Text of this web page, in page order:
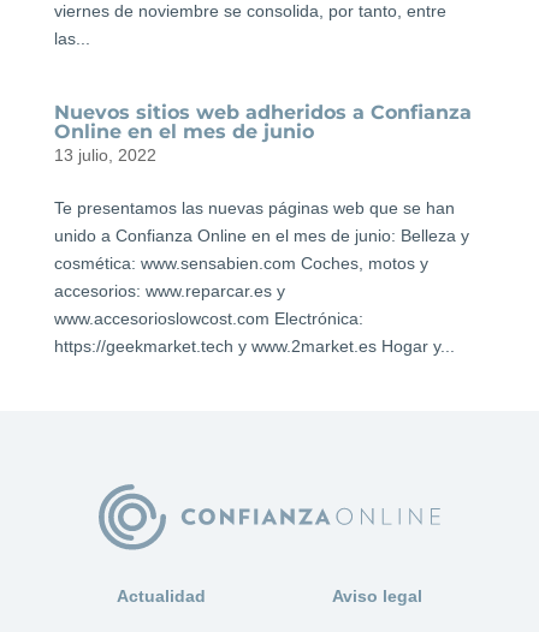
viernes de noviembre se consolida, por tanto, entre
las...
Nuevos sitios web adheridos a Confianza
Online en el mes de junio
13 julio, 2022
Te presentamos las nuevas páginas web que se han
unido a Confianza Online en el mes de junio: Belleza y
cosmética: www.sensabien.com Coches, motos y
accesorios: www.reparcar.es y
www.accesorioslowcost.com Electrónica:
https://geekmarket.tech y www.2market.es Hogar y...
Actualidad Aviso legal